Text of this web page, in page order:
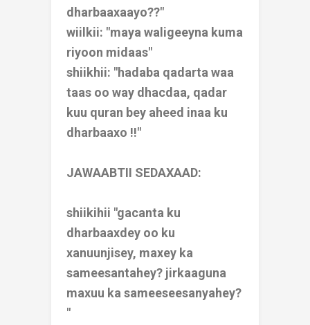
dharbaaxaayo??"
wiilkii: "maya waligeeyna kuma
riyoon midaas"
shiikhii: "hadaba qadarta waa
taas oo way dhacdaa, qadar
kuu quran bey aheed inaa ku
dharbaaxo !!"
JAWAABTII SEDAXAAD:
shiikihii "gacanta ku
dharbaaxdey oo ku
xanuunjisey, maxey ka
sameesantahey? jirkaaguna
maxuu ka sameeseesanyahey?
"